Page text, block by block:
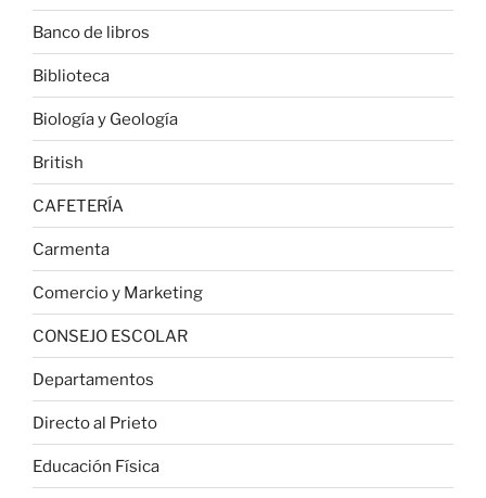
Banco de libros
Biblioteca
Biología y Geología
British
CAFETERÍA
Carmenta
Comercio y Marketing
CONSEJO ESCOLAR
Departamentos
Directo al Prieto
Educación Física